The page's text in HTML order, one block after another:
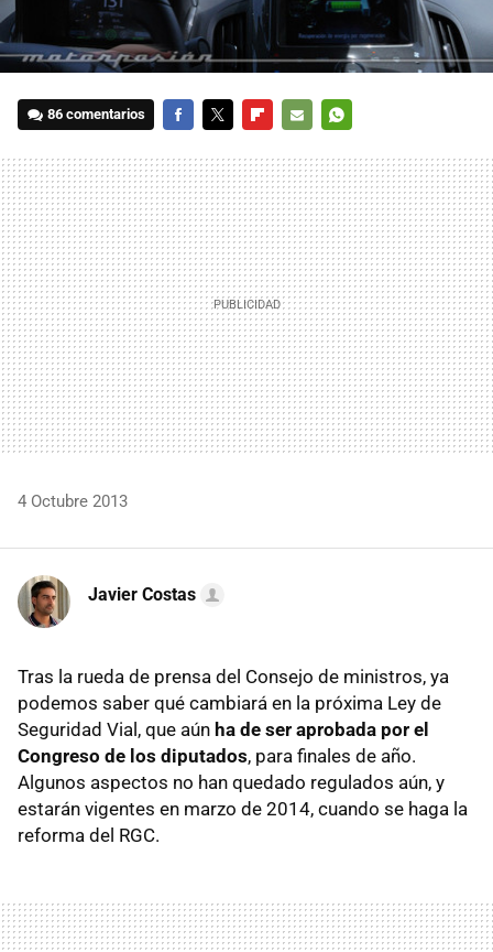
86 comentarios
MAIL
4 Octubre 2013
Javier Costas
Tras la rueda de prensa del Consejo de ministros, ya
podemos saber qué cambiará en la próxima Ley de
Seguridad Vial, que aún ha de ser aprobada por el
Congreso de los diputados, para finales de año.
Algunos aspectos no han quedado regulados aún, y
estarán vigentes en marzo de 2014, cuando se haga la
reforma del RGC.